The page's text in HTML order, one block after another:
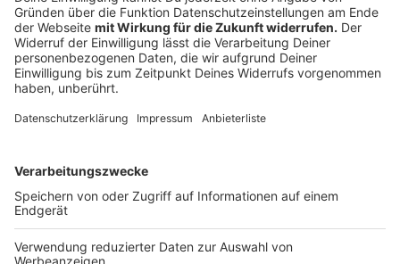
Anzeige
Livestream|Instagram
Anzeige
Anzeige